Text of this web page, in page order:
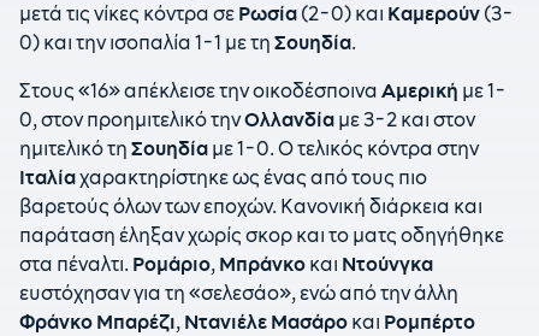
μετά τις νίκες κόντρα σε Ρωσία (2-0) και Καμερούν (3-
0) και την ισοπαλία 1-1 με τη Σουηδία.
Στους «16» απέκλεισε την οικοδέσποινα Αμερική με 1-
0, στον προημιτελικό τηνΟλλανδία με 3-2 και στον
ημιτελικό τη Σουηδία με 1-0. Ο τελικός κόντρα στην
Ιταλίαχαρακτηρίστηκε ως ένας από τους πιο
βαρετούς όλων των εποχών. Κανονική διάρκεια και
παράταση έληξαν χωρίς σκορ και το ματς οδηγήθηκε
στα πέναλτι. Ρομάριο, Μπράνκο και Ντούνγκα
ευστόχησαν για τη «σελεσάο», ενώ από την άλλη
Φράνκο Μπαρέζι, Ντανιέλε Μασάρο και Ρομπέρτο